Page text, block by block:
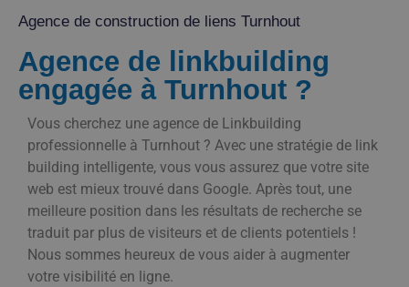
Agence de construction de liens Turnhout
Agence de linkbuilding
engagée à Turnhout ?
Vous cherchez une agence de Linkbuilding
professionnelle à Turnhout ? Avec une stratégie de link
building intelligente, vous vous assurez que votre site
web est mieux trouvé dans Google. Après tout, une
meilleure position dans les résultats de recherche se
traduit par plus de visiteurs et de clients potentiels !
Nous sommes heureux de vous aider à augmenter
votre visibilité en ligne.